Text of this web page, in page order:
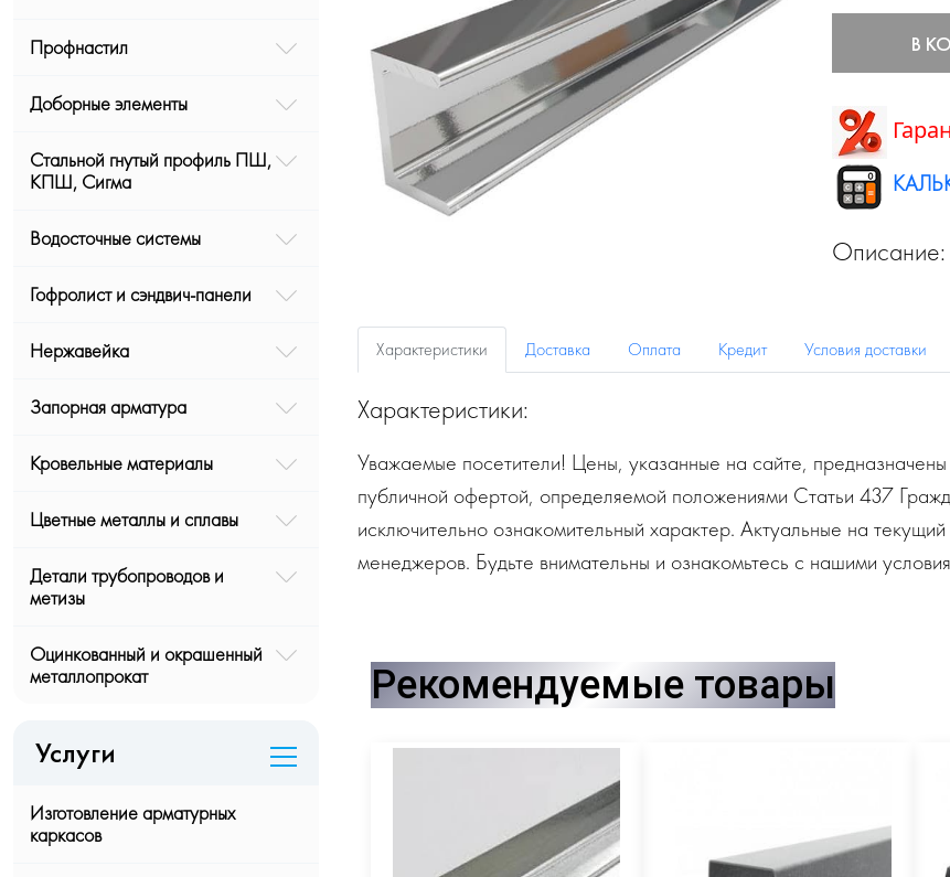
Профнастил
Доборные элементы
Стальной гнутый профиль ПШ,
КПШ, Сигма
Водосточные системы
Гофролист и сэндвич-панели
Нержавейка
Запорная арматура
Кровельные материалы
Цветные металлы и сплавы
Детали трубопроводов и
метизы
Оцинкованный и окрашенный
металлопрокат
Услуги
Изготовление арматурных
каркасов
В
Описание:
Характеристики Доставка Оплата Кредит Условия доставки
Характеристики:
Уважаемые посетители! Цены, указанные на сайте,
публичной офертой, определяемой положениями Статьи 437
исключительно ознакомительный характер. Актуальные на
менеджеров. Будьте внимательны и ознакомьтесь с нашими
Рекомендуемые товары